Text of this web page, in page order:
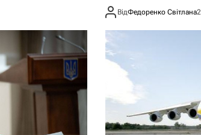
ВідФедоренко Світлана